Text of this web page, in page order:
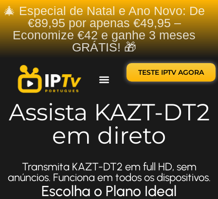
🎄 Especial de Natal e Ano Novo: De
€89,95 por apenas €49,95 –
Economize €42 e ganhe 3 meses
GRÁTIS! 🎁
TESTE IPTV AGORA
Assista KAZT-DT2
em direto
Transmita KAZT-DT2 em full HD, sem
anúncios. Funciona em todos os dispositivos.
Escolha o Plano Ideal